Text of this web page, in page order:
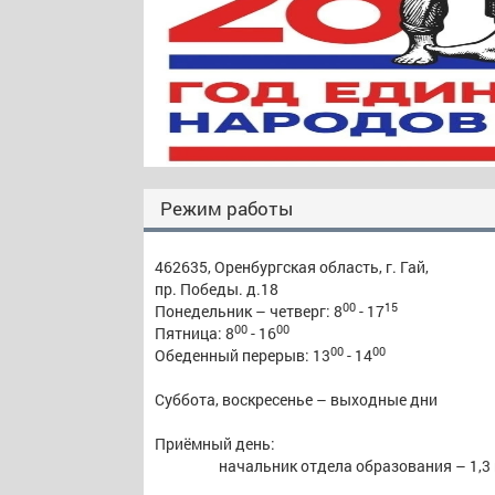
Режим работы
462635, Оренбургская область, г. Гай,
пр. Победы. д.18
Понедельник – четверг: 800 - 1715
Пятница: 800 - 1600
Обеденный перерыв: 1300 - 1400
Суббота, воскресенье – выходные дни
Приёмный день:
начальник отдела образования –